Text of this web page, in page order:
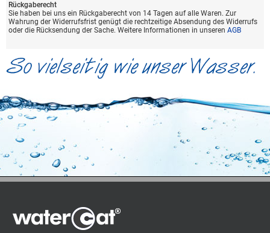
Rückgaberecht
Sie haben bei uns ein Rückgaberecht von 14 Tagen auf alle Waren. Zur
Wahrung der Widerrufsfrist genügt die rechtzeitige Absendung des Widerrufs
oder die Rücksendung der Sache. Weitere Informationen in unseren AGB